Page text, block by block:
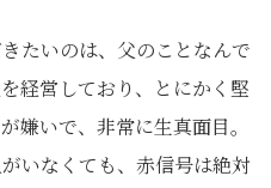
たいのは、父のことなんで
経営しており、とにかく堅
嫌いで、非常に生真面目。
いなくても、赤信号は絶対